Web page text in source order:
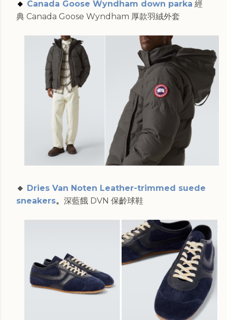
🔸 Canada Goose Wyndham down parka 經
典 Canada Goose Wyndham 厚款羽絨外套
🔸 Dries Van Noten Leather-trimmed suede
sneakers。 深藍餓 DVN 保齡球鞋